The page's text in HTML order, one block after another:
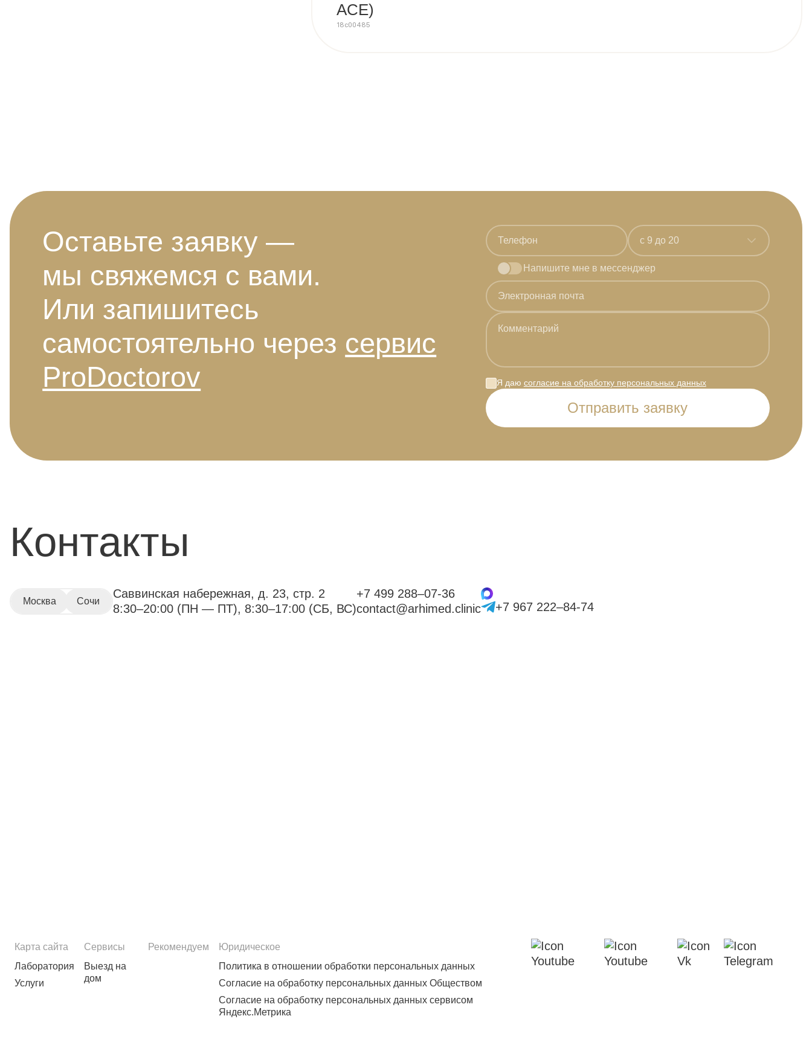
ACE)
18c00485
Оставьте заявку —
мы свяжемся с вами.
Или запишитесь
самостоятельно через сервис
ProDoctorov
c 9 до 20
Напишите мне в мессенджер
Я даю согласие на обработку персональных данных
Отправить заявку
Контакты
Москва Сочи
Саввинская набережная, д. 23, стр. 2
8:30–20:00 (ПН — ПТ), 8:30–17:00 (СБ, ВС)
+7 499 288–07-36
contact@arhimed.clinic
+7 967 222–84-74
Карта сайта
Лаборатория
Услуги
Сервисы
Выезд на
дом
Рекомендуем
Юридическое
Политика в отношении обработки персональных данных
Согласие на обработку персональных данных Обществом
Согласие на обработку персональных данных сервисом
Яндекс.Метрика